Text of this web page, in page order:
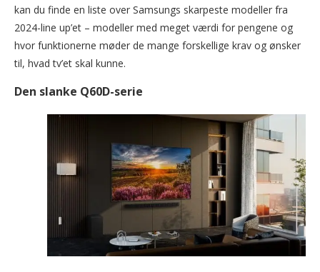
kan du finde en liste over Samsungs skarpeste modeller fra
2024-line up’et – modeller med meget værdi for pengene og
hvor funktionerne møder de mange forskellige krav og ønsker
til, hvad tv’et skal kunne.
Den slanke Q60D-serie